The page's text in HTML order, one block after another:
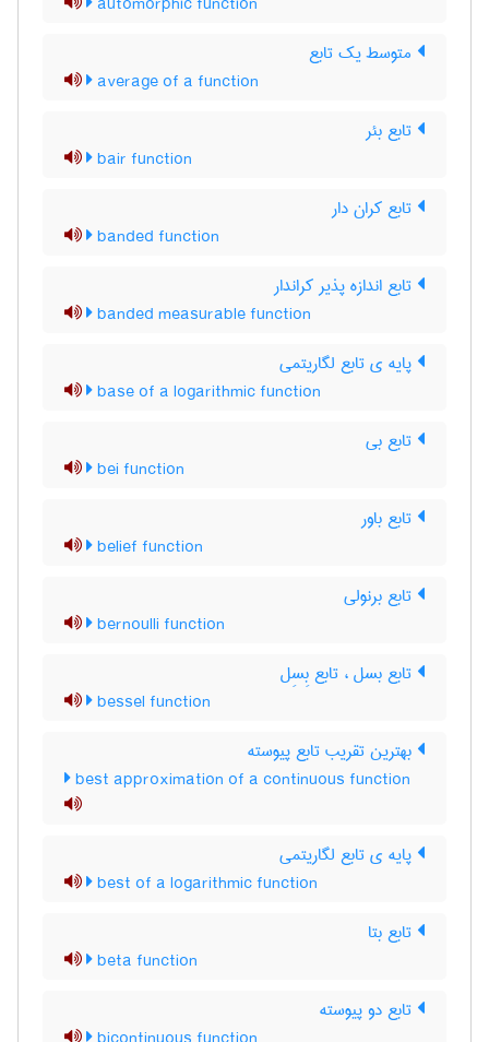
متوسط یک تابع
average of a function
تابع بئر
bair function
تابع کران دار
banded function
تابع اندازه پذیر کراندار
banded measurable function
پایه ی تابع لگاریتمی
base of a logarithmic function
تابع بی
bei function
تابع باور
belief function
تابع برنولی
bernoulli function
تابع بسل ، تابع بِسِل
bessel function
بهترین تقریب تابع پیوسته
best approximation of a continuous function
پایه ی تابع لگاریتمی
best of a logarithmic function
تابع بتا
beta function
تابع دو پیوسته